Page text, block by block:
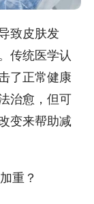
致皮肤发
传统医学认
了正常健康
治愈，但可
变来帮助减
重？